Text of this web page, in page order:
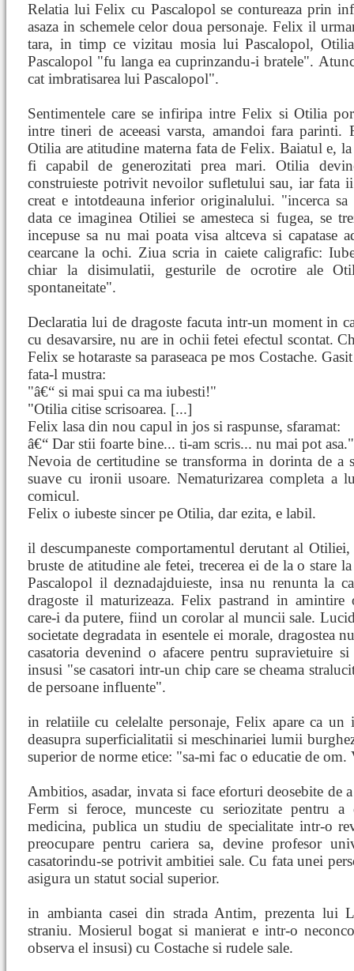
Relatia lui Felix cu Pascalopol se contureaza prin
asaza in schemele celor doua personaje. Felix il
tara, in timp ce vizitau mosia lui Pascalopol,
Pascalopol "fu langa ea cuprinzandu-i bratele".
cat imbratisarea lui Pascalopol".
Sentimentele care se infiripa intre Felix si Otilia
intre tineri de aceeasi varsta, amandoi fara parinti.
Otilia are atitudine materna fata de Felix. Baiatul e,
fi capabil de generozitati prea mari. Otilia
construieste potrivit nevoilor sufletului sau, iar fata
creat e intotdeauna inferior originalului. "incerca sa
data ce imaginea Otiliei se amesteca si fugea, se
incepuse sa nu mai poata visa altceva si capatase
cearcane la ochi. Ziua scria in caiete caligrafic:
chiar la disimulatii, gesturile de ocrotire ale
spontaneitate".
Declaratia lui de dragoste facuta intr-un moment in
cu desavarsire, nu are in ochii fetei efectul scontat.
Felix se hotaraste sa paraseaca pe mos Costache.
fata-l mustra:
"â€“ si mai spui ca ma iubesti!"
"Otilia citise scrisoarea. [...]
Felix lasa din nou capul in jos si raspunse, sfaramat:
â€“ Dar stii foarte bine... ti-am scris... nu mai pot asa."
Nevoia de certitudine se transforma in dorinta de a
suave cu ironii usoare. Nematurizarea completa a
comicul.
Felix o iubeste sincer pe Otilia, dar ezita, e labil.
il descumpaneste comportamentul derutant al
bruste de atitudine ale fetei, trecerea ei de la o stare
Pascalopol il deznadajduieste, insa nu renunta la
dragoste il maturizeaza. Felix pastrand in amintire
care-i da putere, fiind un corolar al muncii sale.
societate degradata in esentele ei morale, dragostea
casatoria devenind o afacere pentru
insusi "se casatori intr-un chip care se cheama
de persoane influente".
in relatiile cu celelalte personaje, Felix apare ca un
deasupra superficialitatii si meschinariei lumii
superior de norme etice: "sa-mi fac o educatie de
Ambitios, asadar, invata si face eforturi deosebite de
Ferm si feroce, munceste cu seriozitate pentru
medicina, publica un studiu de specialitate intr-o
preocupare pentru cariera sa, devine profesor
casatorindu-se potrivit ambitiei sale. Cu fata unei
asigura un statut social superior.
in ambianta casei din strada Antim, prezenta lui
straniu. Mosierul bogat si manierat e intr-o
observa el insusi) cu Costache si rudele sale.